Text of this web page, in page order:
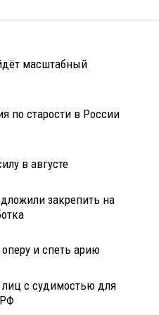
масштабный
по старости в России
в августе
закрепить на
и спеть арию
с судимостью для